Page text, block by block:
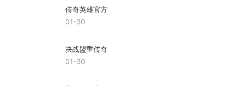
传奇英雄官方
01-30
决战盟重传奇
01-30